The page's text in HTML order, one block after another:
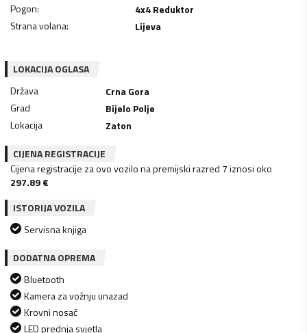
Pogon:
4x4 Reduktor
Strana volana: Lijeva
LOKACIJA OGLASA
Država
Crna Gora
Grad
Bijelo Polje
Lokacija
Zaton
CIJENA REGISTRACIJE
Cijena registracije za ovo vozilo na premijski razred 7 iznosi oko
297.89€
ISTORIJA VOZILA
Servisna knjiga
DODATNA OPREMA
Bluetooth
Kamera za vožnju unazad
Krovni nosač
LED prednja svjetla